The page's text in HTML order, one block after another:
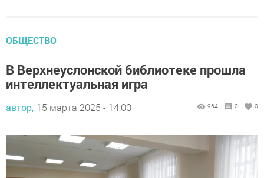
ОБЩЕСТВО
В Верхнеуслонской библиотеке прошла
интеллектуальная игра
автор, 15 марта 2025 - 14:00 964 0 0